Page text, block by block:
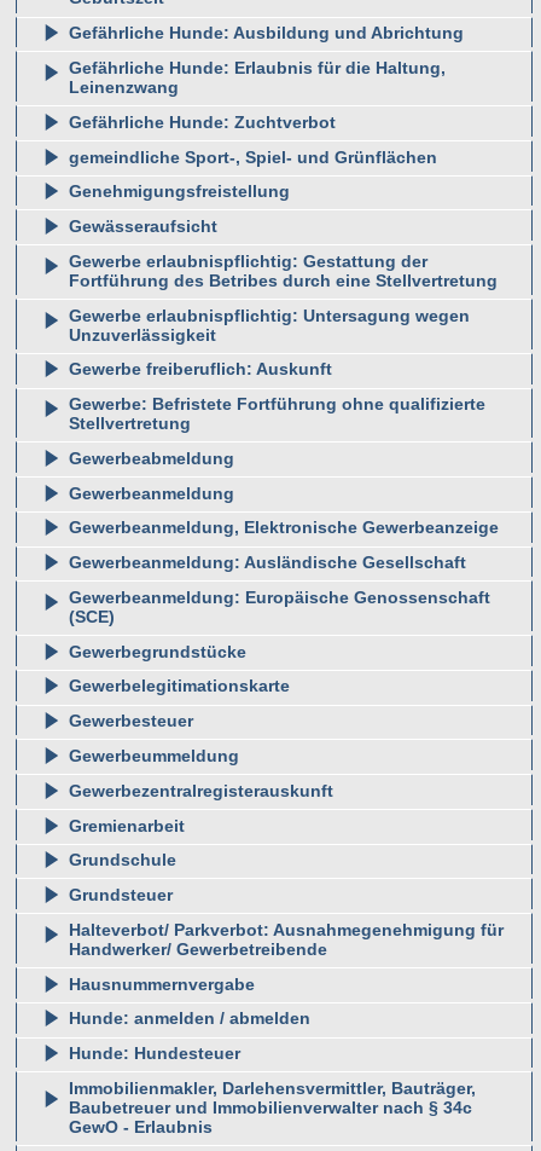
Gefährliche Hunde: Ausbildung und Abrichtung
Gefährliche Hunde: Erlaubnis für die Haltung,
Leinenzwang
Gefährliche Hunde: Zuchtverbot
gemeindliche Sport-, Spiel- und Grünflächen
Genehmigungsfreistellung
Gewässeraufsicht
Gewerbe erlaubnispflichtig: Gestattung der
Fortführung des Betribes durch eine Stellvertretung
Gewerbe erlaubnispflichtig: Untersagung wegen
Unzuverlässigkeit
Gewerbe freiberuflich: Auskunft
Gewerbe: Befristete Fortführung ohne qualifizierte
Stellvertretung
Gewerbeabmeldung
Gewerbeanmeldung
Gewerbeanmeldung, Elektronische Gewerbeanzeige
Gewerbeanmeldung: Ausländische Gesellschaft
Gewerbeanmeldung: Europäische Genossenschaft
(SCE)
Gewerbegrundstücke
Gewerbelegitimationskarte
Gewerbesteuer
Gewerbeummeldung
Gewerbezentralregisterauskunft
Gremienarbeit
Grundschule
Grundsteuer
Halteverbot/ Parkverbot: Ausnahmegenehmigung für
Handwerker/ Gewerbetreibende
Hausnummernvergabe
Hunde: anmelden / abmelden
Hunde: Hundesteuer
Immobilienmakler, Darlehensvermittler, Bauträger,
Baubetreuer und Immobilienverwalter nach § 34c
GewO - Erlaubnis